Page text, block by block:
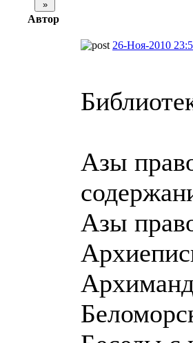
Автор
26-Ноя-2010
Азы
Азы